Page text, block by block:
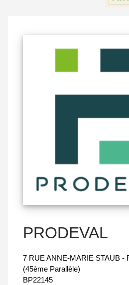
PRODEVAL
7 RUE ANNE-MARIE STAUB -
(45ème Parallèle)
BP22145